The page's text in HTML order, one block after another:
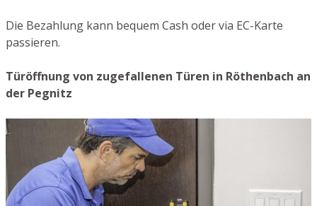
Die Bezahlung kann bequem Cash oder via EC-Karte
passieren.
Türöffnung von zugefallenen Türen in Röthenbach an
der Pegnitz